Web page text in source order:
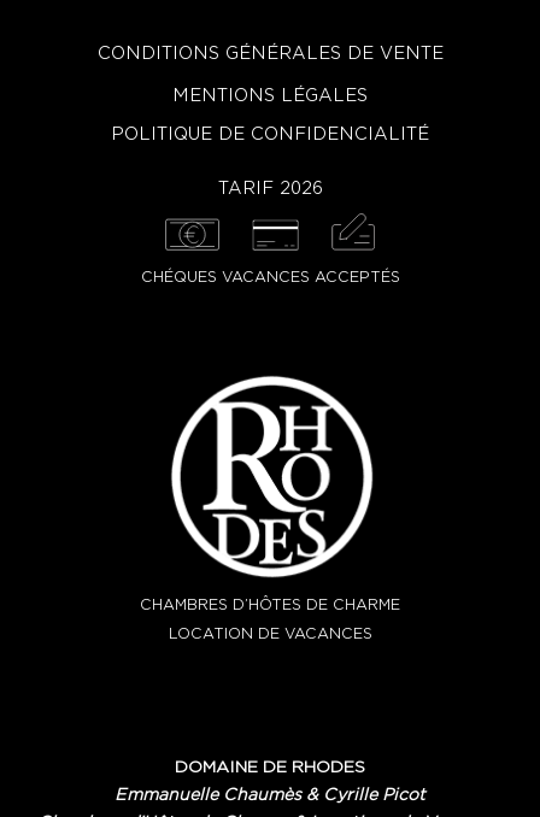
CONDITIONS GÉNÉRALES DE VENTE
MENTIONS LÉGALES
POLITIQUE DE CONFIDENCIALITÉ
TARIF 2026
CHÉQUES VACANCES ACCEPTÉS
CHAMBRES D’HÔTES DE CHARME
LOCATION DE VACANCES
DOMAINE DE RHODES
Emmanuelle Chaumès & Cyrille Picot